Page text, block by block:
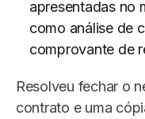
apresentadas no
como análise de
comprovante de
Resolveu fechar o
contrato e uma